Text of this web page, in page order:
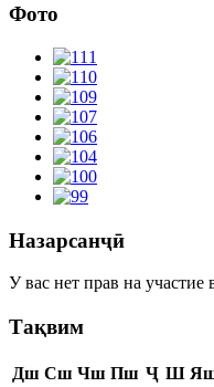
Фото
Назарсанҷӣ
У вас нет прав на участие
Тақвим
Дш Сш Чш Пш Ҷ Ш